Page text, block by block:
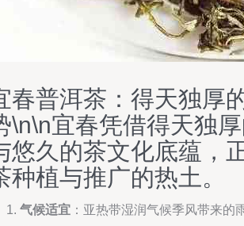
春普洱茶：得天独厚
\n\n宜春凭借得天独
悠久的茶文化底蕴，
种植与推广的热土。
气候适宜 ：亚热带湿润气候季风带来的